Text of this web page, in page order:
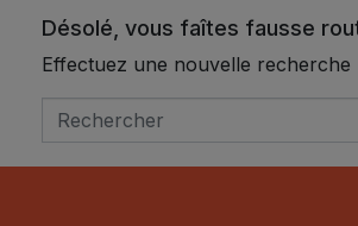
Désolé, vous faîtes fausse
Effectuez une nouvelle recherche